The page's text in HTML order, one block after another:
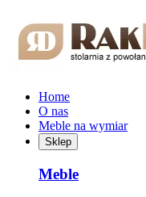
Home
O nas
Meble na wymiar
Sklep
Meble